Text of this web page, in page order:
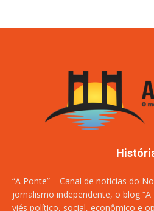
“A Ponte” – Canal de notícias do
jornalismo independente, o blog
viés político, social, econômico e